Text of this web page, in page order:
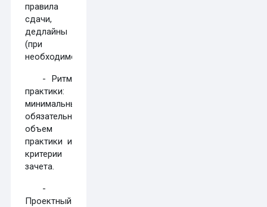
правила
сдачи,
дедлайны
(при
необходимости).
- Ритм
практики:
минимальный
обязательный
объем
практики и
критерии
зачета.
-
Проектный